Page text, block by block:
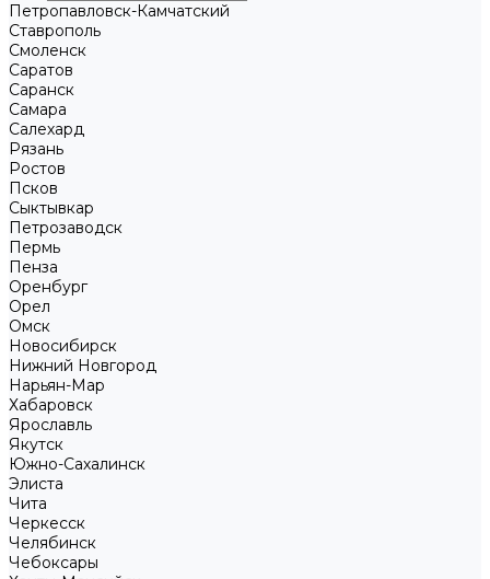
Петропавловск-Камчатский
Ставрополь
Смоленск
Саратов
Саранск
Самара
Салехард
Рязань
Ростов
Псков
Сыктывкар
Петрозаводск
Пермь
Пенза
Оренбург
Орел
Омск
Новосибирск
Нижний Новгород
Нарьян-Мар
Хабаровск
Ярославль
Якутск
Южно-Сахалинск
Элиста
Чита
Черкесск
Челябинск
Чебоксары